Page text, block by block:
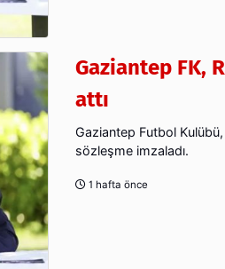
Gaziantep FK,
attı
Gaziantep Futbol
sözleşme imzaladı.
1 hafta önce